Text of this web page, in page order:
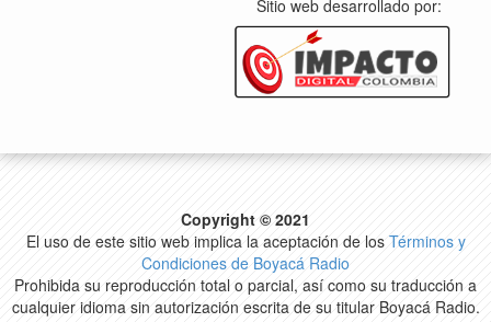
Sitio web desarrollado por:
Copyright © 2021
El uso de este sitio web implica la aceptación de los Términos y
Condiciones de Boyacá Radio
Prohibida su reproducción total o parcial, así como su traducción a
cualquier idioma sin autorización escrita de su titular Boyacá Radio.